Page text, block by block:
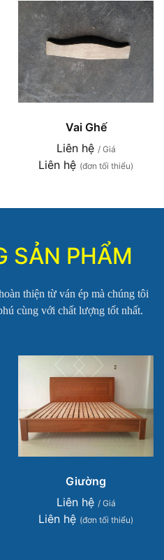
Vai Ghế
Liên hệ / Giá
Liên hệ (đơn tối thiểu)
SẢN PHẨM
thiện từ ván ép mà chúng tôi
cùng với chất lượng tốt nhất.
Giường
Liên hệ / Giá
Liên hệ (đơn tối thiểu)